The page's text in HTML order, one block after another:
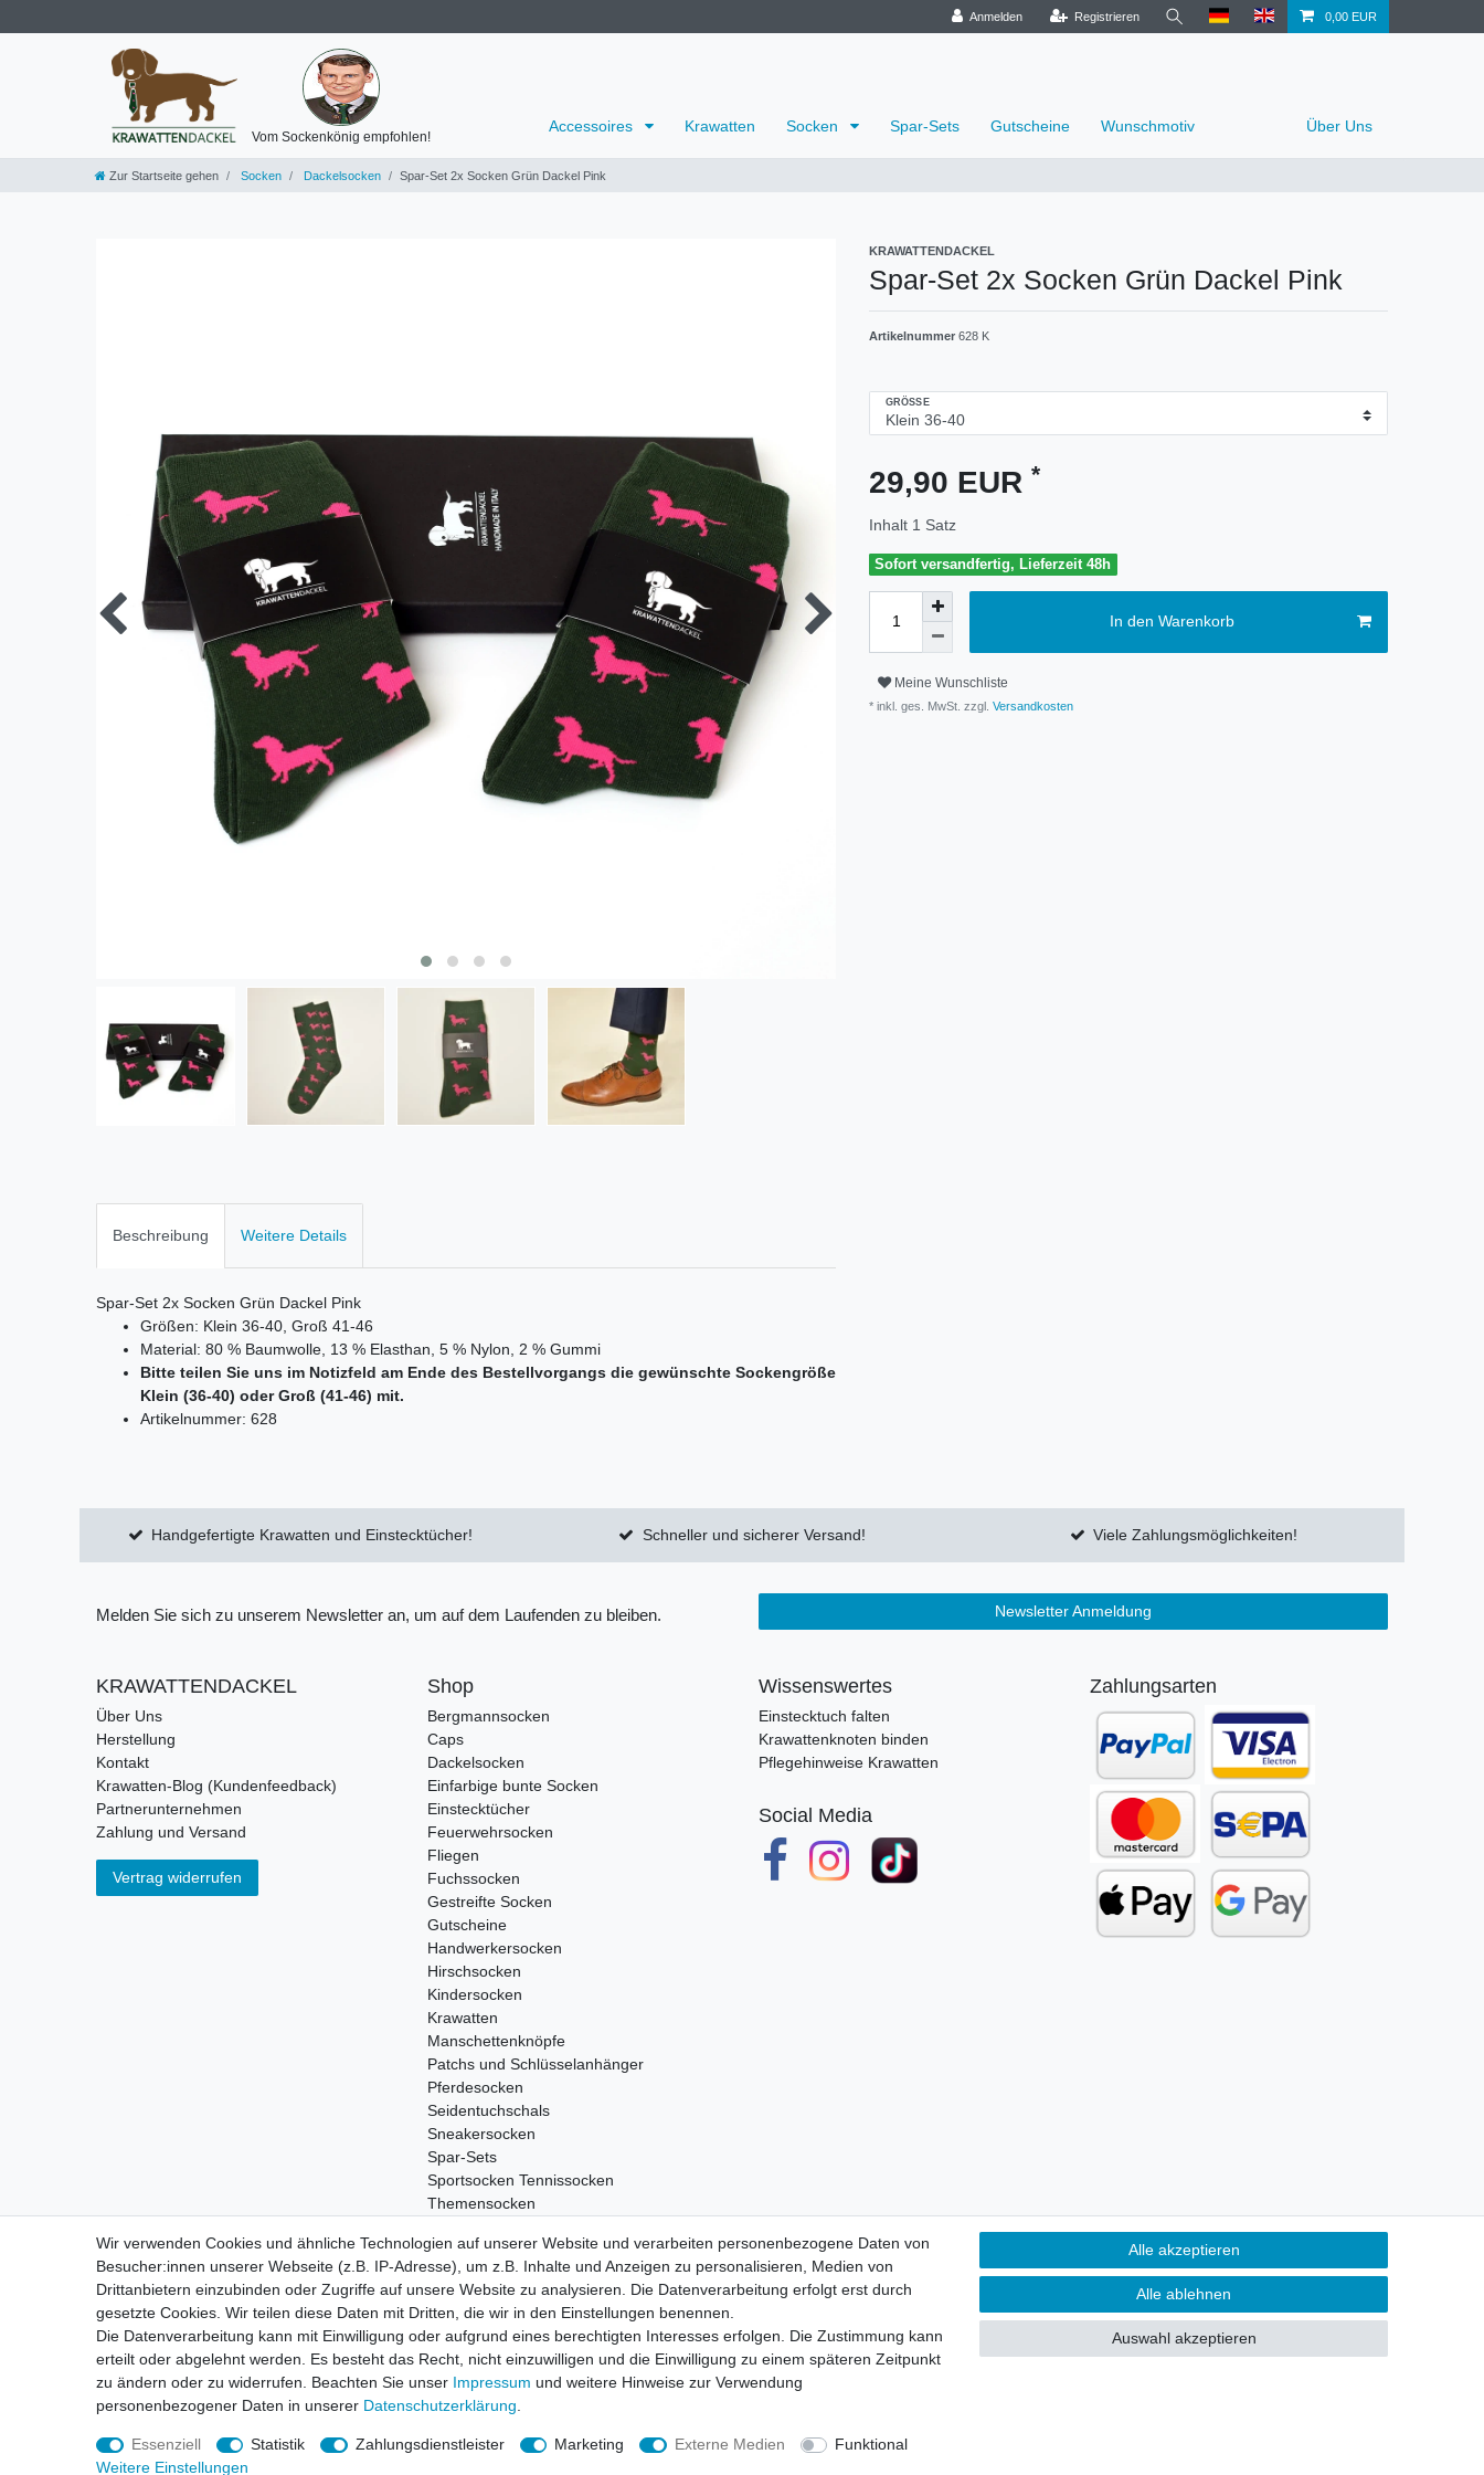
Anmelden Registrieren 0,00 EUR
Vom Sockenkönig empfohlen!
Accessoires Krawatten Socken Spar-Sets Gutscheine Wunschmotiv Über Uns
Zur Startseite gehen Socken Dackelsocken Spar-Set 2x Socken Grün Dackel Pink
KRAWATTENDACKEL
Spar-Set 2x Socken Grün Dackel Pink
Artikelnummer 628 K
GRÖSSE
29,90 EUR *
Inhalt 1 Satz
Sofort versandfertig, Lieferzeit 48h
In den Warenkorb
Meine Wunschliste
* inkl. ges. MwSt. zzgl. Versandkosten
Beschreibung Weitere Details
Spar-Set 2x Socken Grün Dackel Pink
Größen: Klein 36-40, Groß 41-46
Material: 80 % Baumwolle, 13 % Elasthan, 5 % Nylon, 2 % Gummi
Bitte teilen Sie uns im Notizfeld am Ende des Bestellvorgangs die gewünschte Sockengröße
Klein (36-40) oder Groß (41-46) mit.
Artikelnummer: 628
Handgefertigte Krawatten und Einstecktücher! Schneller und sicherer Versand! Viele Zahlungsmöglichkeiten!
Melden Sie sich zu unserem Newsletter an, um auf dem Laufenden zu bleiben. Newsletter Anmeldung
KRAWATTENDACKEL
Über Uns
Herstellung
Kontakt
Krawatten-Blog (Kundenfeedback)
Partnerunternehmen
Zahlung und Versand
Vertrag widerrufen
Shop
Bergmannsocken
Caps
Dackelsocken
Einfarbige bunte Socken
Einstecktücher
Feuerwehrsocken
Fliegen
Fuchssocken
Gestreifte Socken
Gutscheine
Handwerkersocken
Hirschsocken
Kindersocken
Krawatten
Manschettenknöpfe
Patchs und Schlüsselanhänger
Pferdesocken
Seidentuchschals
Sneakersocken
Spar-Sets
Sportsocken Tennissocken
Themensocken
Treckersocken
Wildschweinsocken
Wissenswertes
Einstecktuch falten
Krawattenknoten binden
Pflegehinweise Krawatten
Social Media
Zahlungsarten
Impressum Daten­schutz­erklärung AGB und Kundeninformationen Widerrufs­recht
Wir verwenden Cookies und ähnliche Technologien auf unserer Website und verarbeiten personenbezogene Daten von
Besucher:innen unserer Webseite (z.B. IP-Adresse), um z.B. Inhalte und Anzeigen zu personalisieren, Medien von
Drittanbietern einzubinden oder Zugriffe auf unsere Website zu analysieren. Die Datenverarbeitung erfolgt erst durch
gesetzte Cookies. Wir teilen diese Daten mit Dritten, die wir in den Einstellungen benennen.
Die Datenverarbeitung kann mit Einwilligung oder aufgrund eines berechtigten Interesses erfolgen. Die Zustimmung kann
erteilt oder abgelehnt werden. Es besteht das Recht, nicht einzuwilligen und die Einwilligung zu einem späteren Zeitpunkt
zu ändern oder zu widerrufen. Beachten Sie unser Impressum und weitere Hinweise zur Verwendung
personenbezogener Daten in unserer Daten­schutz­erklärung
Essenziell Statistik Zahlungsdienstleister Marketing Externe Medien
Funktional
Weitere Einstellungen
Alle akzeptieren
Alle ablehnen
Auswahl akzeptieren